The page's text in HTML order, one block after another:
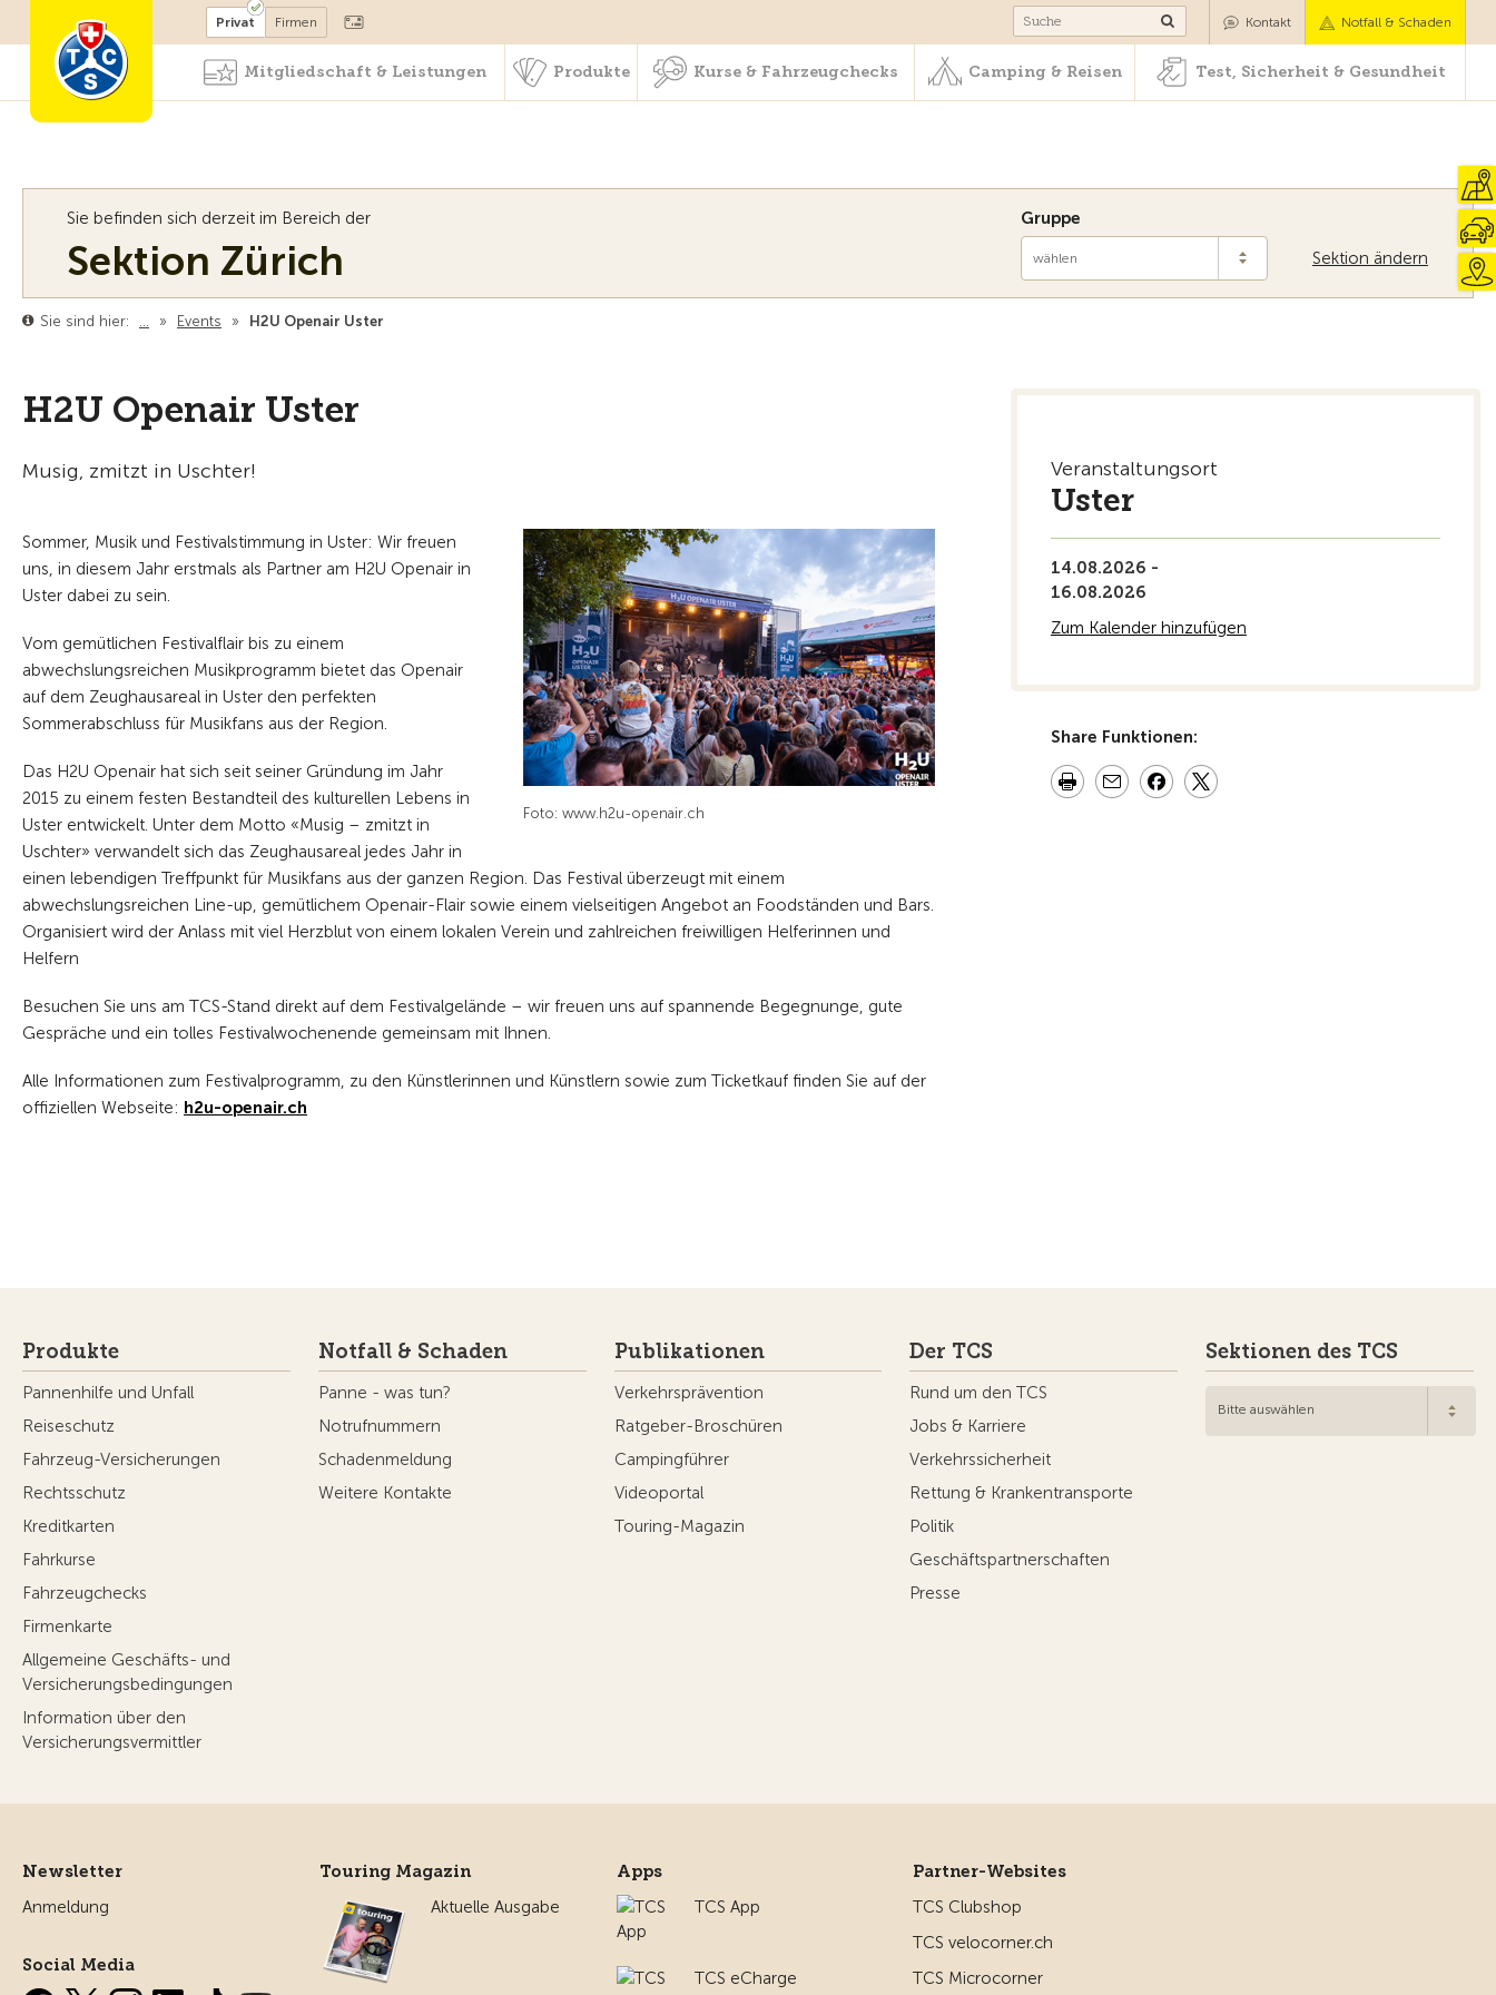
Mitglied werden Camping & Reisen Test, Sicherheit & Gesundheit
Privat Firmen Kontakt Notfall & Schaden
Mitgliedschaft & Leistungen Produkte Kurse & Fahrzeugchecks Camping & Reisen Test, Sicherheit & Gesundheit
Sie befinden sich derzeit im Bereich der
Sektion Zürich Sektion ändern
Gruppe
wählen
Sie sind hier: … » Events » H2U Openair Uster
H2U Openair Uster
Musig, zmitzt in Uschter!
Foto: www.h2u-openair.ch
Sommer, Musik und Festivalstimmung in Uster: Wir freuen
uns, in diesem Jahr erstmals als Partner am H2U Openair in
Uster dabei zu sein.
Vom gemütlichen Festivalflair bis zu einem
abwechslungsreichen Musikprogramm bietet das Openair
auf dem Zeughausareal in Uster den perfekten
Sommerabschluss für Musikfans aus der Region.
Das H2U Openair hat sich seit seiner Gründung im Jahr
2015 zu einem festen Bestandteil des kulturellen Lebens in
Uster entwickelt. Unter dem Motto «Musig – zmitzt in
Uschter» verwandelt sich das Zeughausareal jedes Jahr in
einen lebendigen Treffpunkt für Musikfans aus der ganzen Region. Das Festival überzeugt mit einem
abwechslungsreichen Line-up, gemütlichem Openair-Flair sowie einem vielseitigen Angebot an Foodständen und Bars.
Organisiert wird der Anlass mit viel Herzblut von einem lokalen Verein und zahlreichen freiwilligen Helferinnen und
Helfern
Besuchen Sie uns am TCS-Stand direkt auf dem Festivalgelände – wir freuen uns auf spannende Begegnunge, gute
Gespräche und ein tolles Festivalwochenende gemeinsam mit Ihnen.
Alle Informationen zum Festivalprogramm, zu den Künstlerinnen und Künstlern sowie zum Ticketkauf finden Sie auf der
offiziellen Webseite: h2u-openair.ch
Veranstaltungsort
Uster
14.08.2026 -
16.08.2026
Zum Kalender hinzufügen
Share Funktionen:
Produkte
Pannenhilfe und Unfall
Reiseschutz
Fahrzeug-Versicherungen
Rechtsschutz
Kreditkarten
Fahrkurse
Fahrzeugchecks
Firmenkarte
Allgemeine Geschäfts- und
Versicherungsbedingungen
Information über den
Versicherungsvermittler
Notfall & Schaden
Panne - was tun?
Notrufnummern
Schadenmeldung
Weitere Kontakte
Publikationen
Verkehrsprävention
Ratgeber-Broschüren
Campingführer
Videoportal
Touring-Magazin
Der TCS
Rund um den TCS
Jobs & Karriere
Verkehrssicherheit
Rettung & Krankentransporte
Politik
Geschäftspartnerschaften
Presse
Sektionen des TCS
Bitte auswählen
Newsletter
Anmeldung
Social Media
Touring Magazin
Aktuelle Ausgabe
Apps
TCS App
TCS eCharge
Partner-Websites
TCS Clubshop
TCS velocorner.ch
TCS Microcorner